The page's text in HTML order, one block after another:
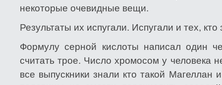
некоторые очевидные вещи.
Результаты их испугали. Испугали и тех,
Формулу серной кислоты написал один
считать трое. Число хромосом у человека
все выпускники знали кто такой Магеллан